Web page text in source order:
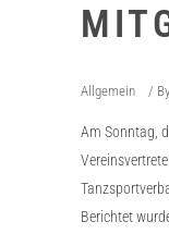
Allgemein By
Am Sonntag,
Berichtet